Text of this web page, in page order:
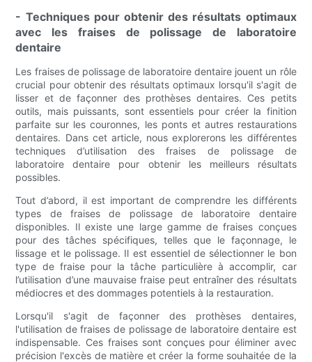
- Techniques pour obtenir des résultats optimaux
avec les fraises de polissage de laboratoire
dentaire
Les fraises de polissage de laboratoire dentaire jouent un rôle
crucial pour obtenir des résultats optimaux lorsqu'il s'agit de
lisser et de façonner des prothèses dentaires. Ces petits
outils, mais puissants, sont essentiels pour créer la finition
parfaite sur les couronnes, les ponts et autres restaurations
dentaires. Dans cet article, nous explorerons les différentes
techniques d’utilisation des fraises de polissage de
laboratoire dentaire pour obtenir les meilleurs résultats
possibles.
Tout d’abord, il est important de comprendre les différents
types de fraises de polissage de laboratoire dentaire
disponibles. Il existe une large gamme de fraises conçues
pour des tâches spécifiques, telles que le façonnage, le
lissage et le polissage. Il est essentiel de sélectionner le bon
type de fraise pour la tâche particulière à accomplir, car
l’utilisation d’une mauvaise fraise peut entraîner des résultats
médiocres et des dommages potentiels à la restauration.
Lorsqu'il s'agit de façonner des prothèses dentaires,
l'utilisation de fraises de polissage de laboratoire dentaire est
indispensable. Ces fraises sont conçues pour éliminer avec
précision l'excès de matière et créer la forme souhaitée de la